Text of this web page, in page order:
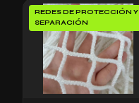
REDES DE PROTECCIÓN Y
SEPARACIÓN